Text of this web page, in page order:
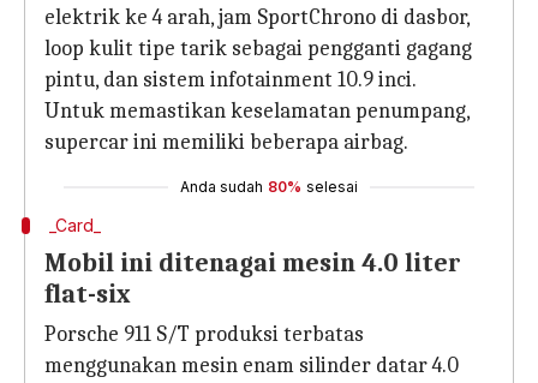
elektrik ke 4 arah, jam SportChrono di dasbor,
loop kulit tipe tarik sebagai pengganti gagang
pintu, dan sistem infotainment 10.9 inci.
Untuk memastikan keselamatan penumpang,
supercar ini memiliki beberapa airbag.
Anda sudah 80% selesai
_Card_
Mobil ini ditenagai mesin 4.0 liter
flat-six
Porsche 911 S/T produksi terbatas
menggunakan mesin enam silinder datar 4.0